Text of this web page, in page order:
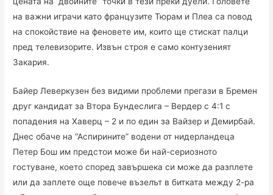
на важни играчи като французите Тюрам и Плеа са повод
на спокойствие на феновете им, които ще стискат палци
пред телевизорите. Извън строя е само контузеният
Закария.
Байер Леверкузен без видими проблеми прегази в Бремен
друг кандидат за Втора Бундеслига – Вердер с 4:1 с
попадения на Хаверц – 2 и по един за Вайзер и Демирбай.
Днес обаче на “Аспирините” водени от нидерландеца
Петер Бош им предстои може би най-сериозното
гостуване, което според завършека си може да разплете
или да заплете още повече възелът в битката между 2-ра